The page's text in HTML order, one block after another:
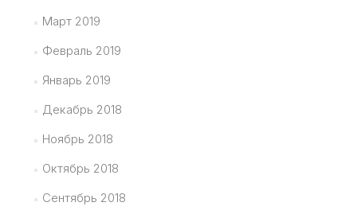
Март 2019
Февраль 2019
Январь 2019
Декабрь 2018
Ноябрь 2018
Октябрь 2018
Сентябрь 2018